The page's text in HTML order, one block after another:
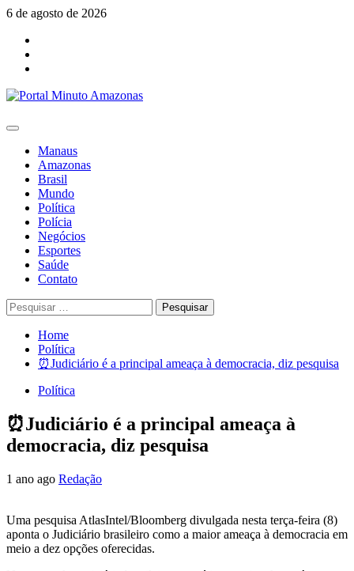
Skip
content
6 de agosto de 2026
Primary
Manaus
Amazonas
Brasil
Mundo
Política
Polícia
Negócios
Esportes
Saúde
Contato
Pesquisar
por:
Home
Política
⏰Judiciário é a principal ameaça à democracia, diz pesquisa
Política
⏰Judiciário é a principal ameaça à
democracia, diz pesquisa
1 ano ago Redação
Uma pesquisa AtlasIntel/Bloomberg divulgada nesta terça-feira (8)
aponta o Judiciário brasileiro como a maior ameaça à democracia em
meio a dez opções oferecidas.